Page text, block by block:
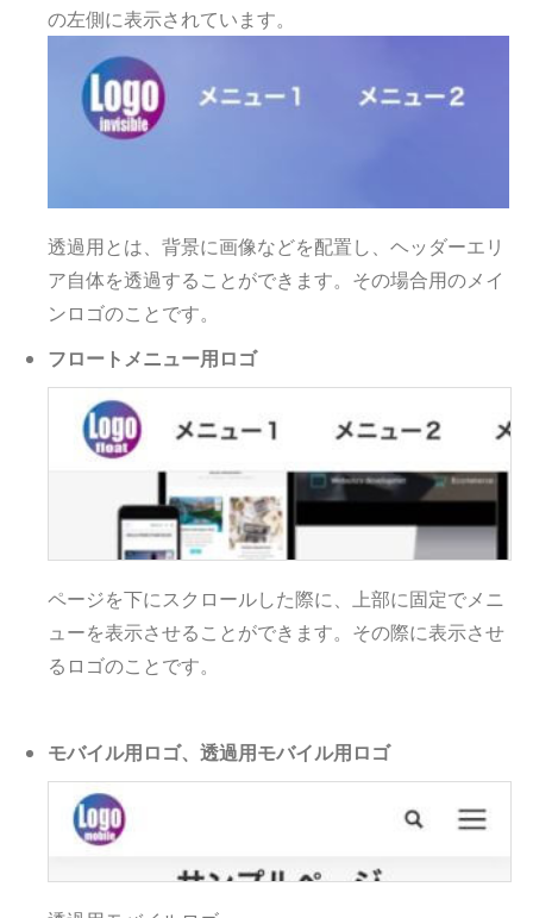
の左側に表示されています。
透過用とは、背景に画像などを配置し、ヘッダーエリ
ア自体を透過することができます。その場合用のメイ
ンロゴのことです。
フロートメニュー用ロゴ
ページを下にスクロールした際に、上部に固定でメニ
ューを表示させることができます。その際に表示させ
るロゴのことです。
モバイル用ロゴ、透過用モバイル用ロゴ